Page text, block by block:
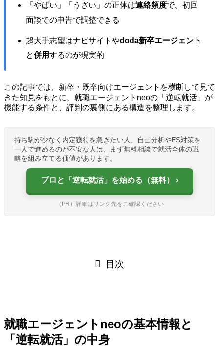
「やばい」「うざい」の正体は連絡頻度で、初回
面談での申告で調整できる
超大手志望はナビサイトやdoda新卒エージェント
と併用するのが現実的
この記事では、新卒・既卒向けエージェントを横断して見て
きた知見をもとに、就職エージェントneoの「逆転就活」が
機能する条件と、評判の裏側にある構造を整理します。
持ち駒が少なく内定獲得を急ぎたい人、自己分析やES対策を
一人で進めるのが不安な人は、まず無料相談で就活全体の戦
略を組み立てる価値があります。
プロと「逆転就活」を始める（無料）
（PR）詳細はリンク先をご確認ください
目次
就職エージェントneoの基本情報と
「逆転就活」の中身